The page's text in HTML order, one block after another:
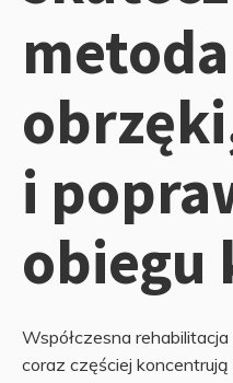
i
obiegu
Współczesna
coraz częściej